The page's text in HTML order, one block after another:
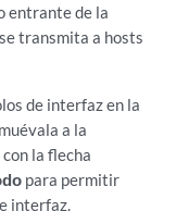
entrante de la
transmita a hosts
de interfaz en la
a la
la flecha
para permitir
interfaz.